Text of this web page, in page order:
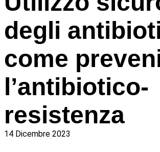
degli
come
l’antibiotico-
resistenza
14 Dicembre 2023